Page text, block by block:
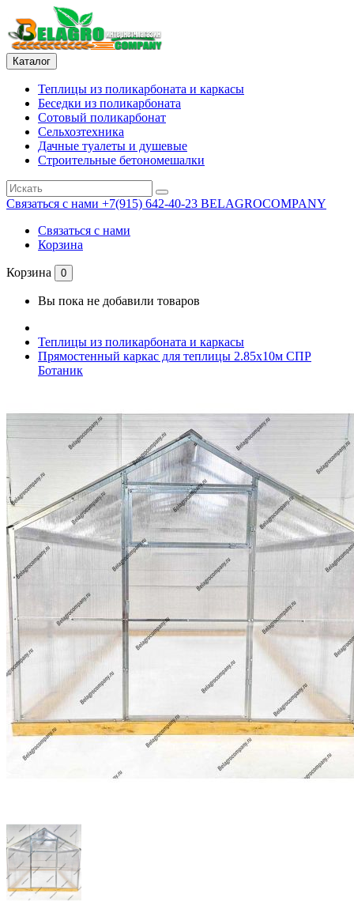
Каталог
Теплицы из поликарбоната и каркасы
Беседки из поликарбоната
Сотовый поликарбонат
Сельхозтехника
Дачные туалеты и душевые
Строительные бетономешалки
Связаться с нами +7(915) 642-40-23 BELAGROCOMPANY
Связаться с нами
Корзина
Корзина 0
Вы пока не добавили товаров
Теплицы из поликарбоната и каркасы
Прямостенный каркас для теплицы 2.85х10м СПР
Ботаник